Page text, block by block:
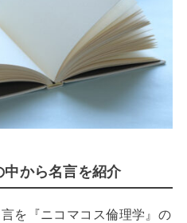
中から名言を紹介
を『ニコマコス倫理学』の